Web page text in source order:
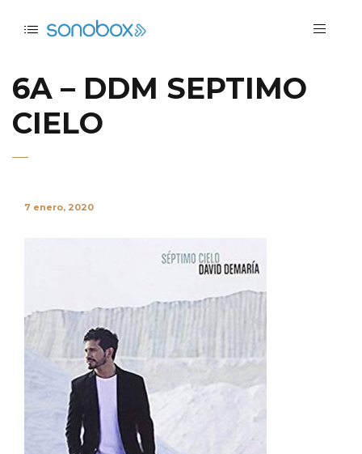
6A – DDM SEPTIMO
CIELO
7 enero, 2020